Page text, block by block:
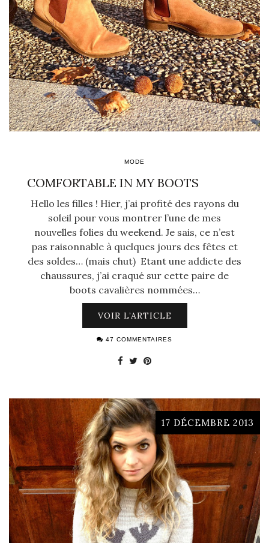
MODE
COMFORTABLE IN MY BOOTS
Hello les filles ! Hier, j’ai profité des rayons du
soleil pour vous montrer l’une de mes
nouvelles folies du weekend. Je sais, ce n’est
pas raisonnable à quelques jours des fêtes et
des soldes… (mais chut) Etant une addicte des
chaussures, j’ai craqué sur cette paire de
boots cavalières nommées…
VOIR L’ARTICLE
47 COMMENTAIRES
17 DÉCEMBRE 2013